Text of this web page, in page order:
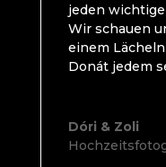
jeden
Wir schauen
einem
Donát jedem
Dóri & Zoli